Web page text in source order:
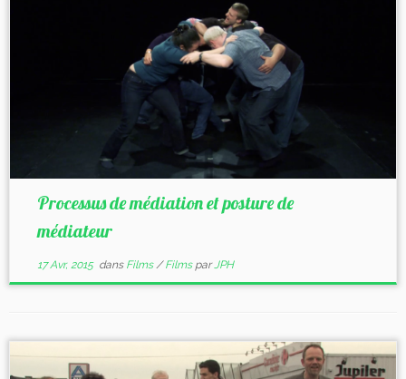
Processus de médiation et posture de
médiateur
17 Avr, 2015dans Films/Films parJPH